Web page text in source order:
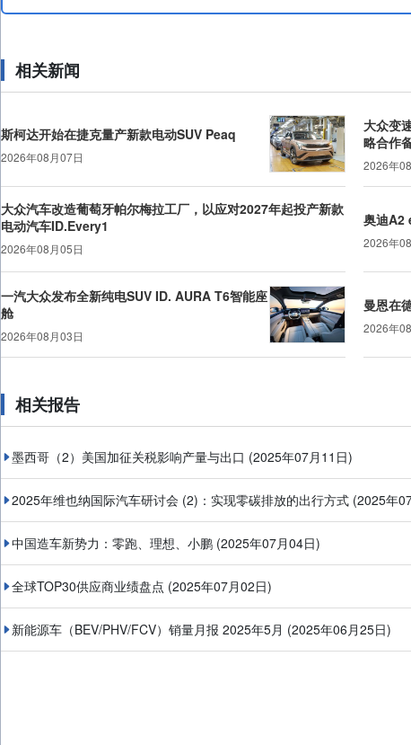
相关新闻
斯柯达开始在捷克量产新款电动SUV Peaq
2026年08月07日
大众变
略合作
2026年
大众汽车改造葡萄牙帕尔梅拉工厂，以应对2027年起投产新款
电动汽车ID.Every1
2026年08月05日
奥迪A2
2026年
一汽大众发布全新纯电SUV ID. AURA T6智能座
舱
2026年08月03日
曼恩在
2026年
相关报告
墨西哥（2）美国加征关税影响产量与出口 (2025年07月11日)
2025年维也纳国际汽车研讨会 (2)：实现零碳排放的出行方式 (2025年
中国造车新势力：零跑、理想、小鹏 (2025年07月04日)
全球TOP30供应商业绩盘点 (2025年07月02日)
新能源车（BEV/PHV/FCV）销量月报 2025年5月 (2025年06月25日)